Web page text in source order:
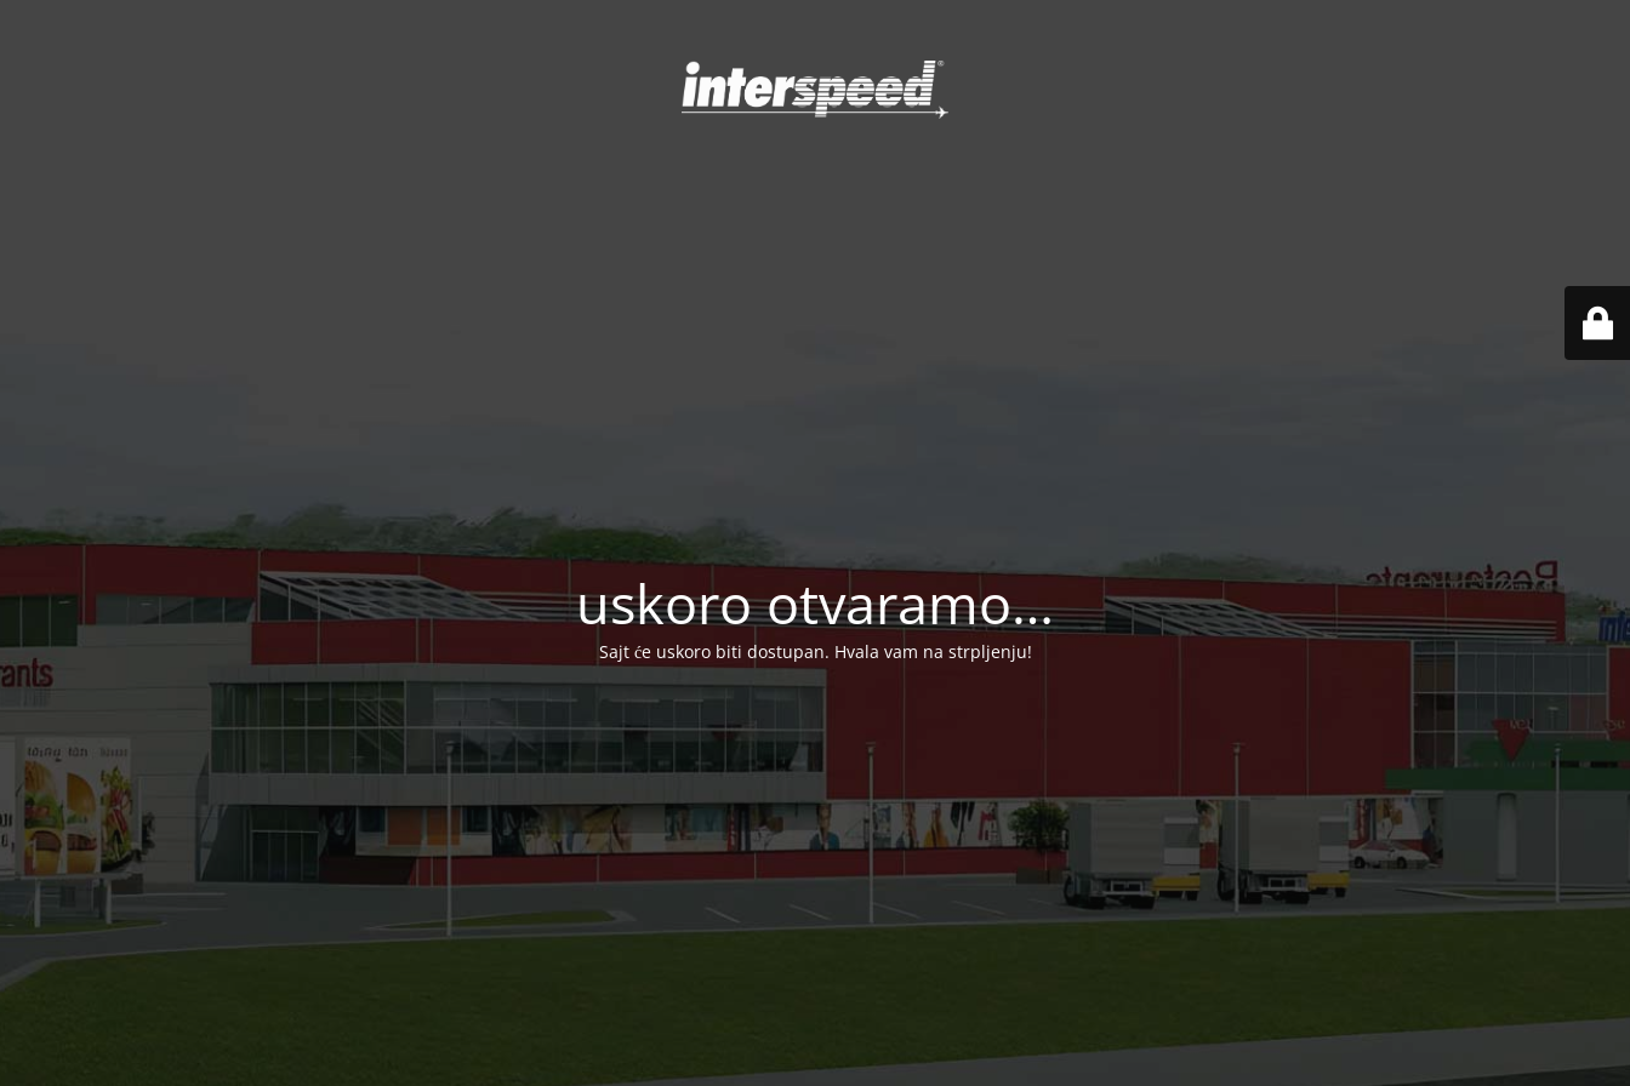
uskoro otvaramo…
Sajt će uskoro biti dostupan. Hvala vam na strpljenju!